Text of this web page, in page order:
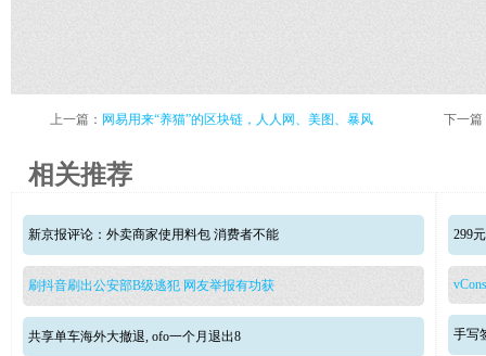
上一篇： 网易用来“养猫”的区块链，人人网、美图、暴风 下一篇
相关推荐
新京报评论：外卖商家使用料包 消费者不能
刷抖音刷出公安部B级逃犯 网友举报有功获
共享单车海外大撤退, ofo一个月退出8
299
手写